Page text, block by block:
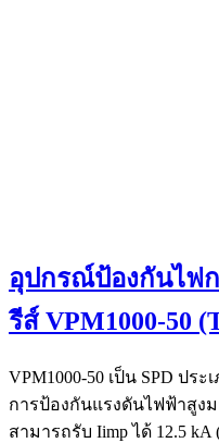
อุปกรณ์ป้องกันไฟก
รีส์ VPM1000-50
VPM1000-50 เป็น SPD ปร
การป้องกันแรงดันไฟฟ้าสูงม
สามารถรับ Iimp ได้ 12.5 kA